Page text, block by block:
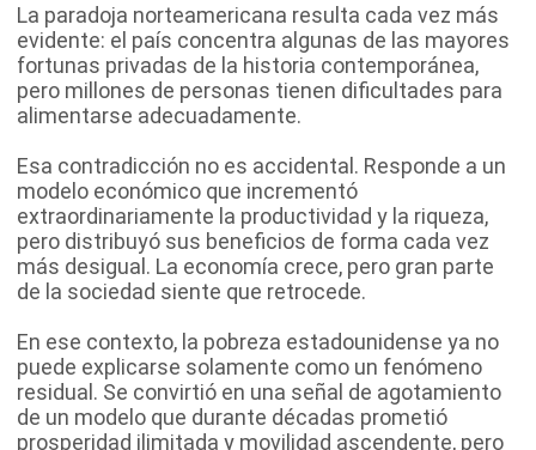
La paradoja norteamericana resulta cada vez más
evidente: el país concentra algunas de las mayores
fortunas privadas de la historia contemporánea,
pero millones de personas tienen dificultades para
alimentarse adecuadamente.
Esa contradicción no es accidental. Responde a un
modelo económico que incrementó
extraordinariamente la productividad y la riqueza,
pero distribuyó sus beneficios de forma cada vez
más desigual. La economía crece, pero gran parte
de la sociedad siente que retrocede.
En ese contexto, la pobreza estadounidense ya no
puede explicarse solamente como un fenómeno
residual. Se convirtió en una señal de agotamiento
de un modelo que durante décadas prometió
prosperidad ilimitada y movilidad ascendente, pero